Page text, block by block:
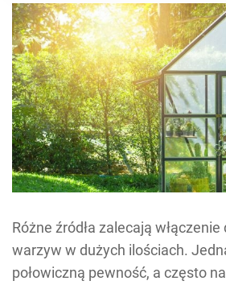
Różne źródła zalecają
warzyw w dużych ilościach.
połowiczną pewność, a często